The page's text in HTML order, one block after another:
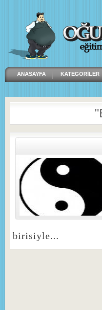
ANASAYFA KATEGORILER
birisiyle...